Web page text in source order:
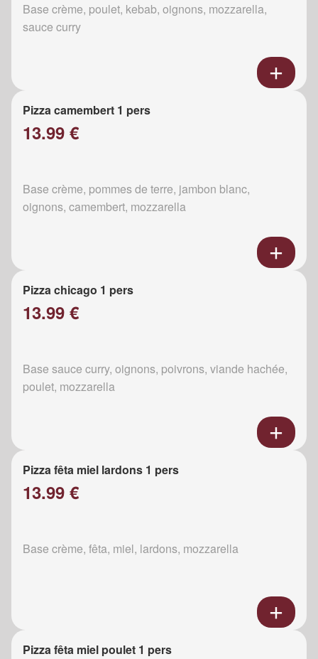
Base crème, poulet, kebab, oignons, mozzarella,
sauce curry
Pizza camembert 1 pers
13.99 €
Base crème, pommes de terre, jambon blanc,
oignons, camembert, mozzarella
Pizza chicago 1 pers
13.99 €
Base sauce curry, oignons, poivrons, viande hachée,
poulet, mozzarella
Pizza fêta miel lardons 1 pers
13.99 €
Base crème, fêta, miel, lardons, mozzarella
Pizza fêta miel poulet 1 pers